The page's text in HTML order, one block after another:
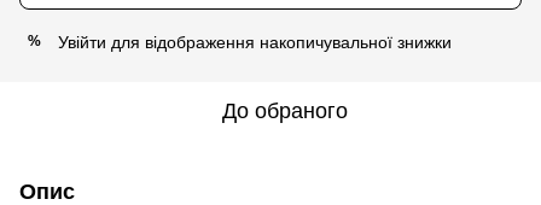
% Увійти для відображення накопичувальної знижки
До обраного
Опис